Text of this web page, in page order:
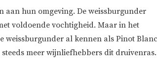
aan hun omgeving. De weissburgunder
voldoende vochtigheid. Maar in het
weissburgunder al kennen als Pinot
meer wijnliefhebbers dit druivenras.